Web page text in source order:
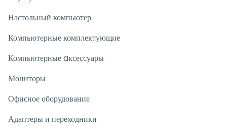
Настольный компьютер
Компьютерные комплектующие
Компьютерные aксессуары
Мониторы
Офисное оборудование
Адаптеры и переходники